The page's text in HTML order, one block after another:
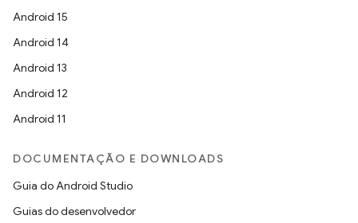
Android 15
Android 14
Android 13
Android 12
Android 11
DOCUMENTAÇÃO E DOWNLOADS
Guia do Android Studio
Guias do desenvolvedor